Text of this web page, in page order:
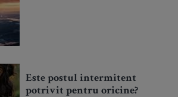
Este postul intermitent
potrivit pentru oricine?